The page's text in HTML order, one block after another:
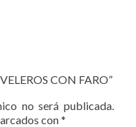
CON FARO”
no será publicada.
con*